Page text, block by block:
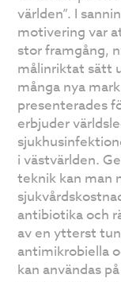
världen”. I
motivering var
stor framgång,
målinriktat sätt
många nya
presenterades
erbjuder
i västvärlden.
teknik kan man
antibiotika och
av en ytterst
antimikrobiella
kan användas